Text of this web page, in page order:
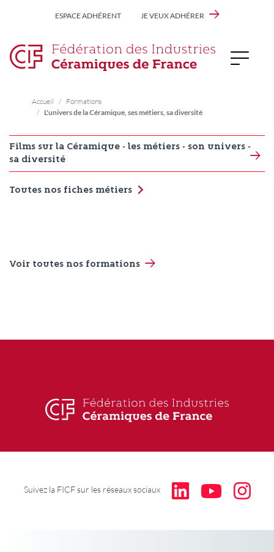
contenu
principal
ESPACE ADHÉRENT JE VEUX ADHÉRER
Accueil
Formations
L'univers de la Céramique, ses métiers, sa diversité
Films sur la Céramique - les métiers - son univers -
sa diversité
Toutes nos fiches métiers
Voir toutes nos formations
Suivez la FICF sur les réseaux sociaux